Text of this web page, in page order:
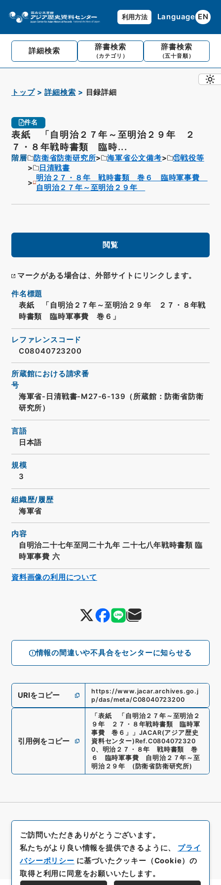
利用方法 Language EN
詳細検索 辞書検索
（カテゴリ）
辞書検索
（五十音順）
トップ 詳細検索 目録詳細
件名
表紙 「自明治２７年～至明治２９年 ２
７・８年戦時書類 臨時...
階層 防衛省防衛研究所 海軍省公文備考
⑪戦役等
日清戦書
明治２７・８年 戦時書類 巻６ 臨時軍事費
自明治２７年～至明治２９年
閲覧
マークがある場合は、外部サイトにリンクします。
情報の間違いや不具合をセンターに知らせる
件名標題
表紙 「自明治２７年～至明治２９年 ２７・８年戦
時書類 臨時軍事費 巻６」
レファレンスコード
C08040723200
所蔵館における請求番
号
海軍省-日清戦書-M27-6-139（所蔵館：防衛省防衛
研究所）
言語
日本語
規模
3
組織歴/履歴
海軍省
内容
自明治二十七年至同二十九年 二十七八年戦時書類 臨
時軍事費 六
URIをコピー
https://www.jacar.archives.go.j
p/das/meta/C08040723200
引用例をコピー
「 表紙 「自明治２７年～至明治２
９年 ２７・８年戦時書類 臨時軍
事費 巻６」
」 JACAR(アジア歴史
資料センター) Ref.C0804072320
0、 明治２７・８年 戦時書類 巻
６ 臨時軍事費 自明治２７年～至
明治２９年 ( 防衛省防衛研究所)
資料画像の利用について
ご訪問いただきありがとうございます。
私たちがより良い情報を提供できるように、 プライ
バシーポリシー に基づいたクッキー（Cookie）の
取得と利用に同意をお願いいたします。